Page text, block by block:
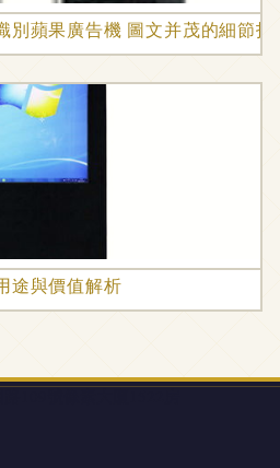
別蘋果廣告機 圖文并茂的細節指
途與價值解析